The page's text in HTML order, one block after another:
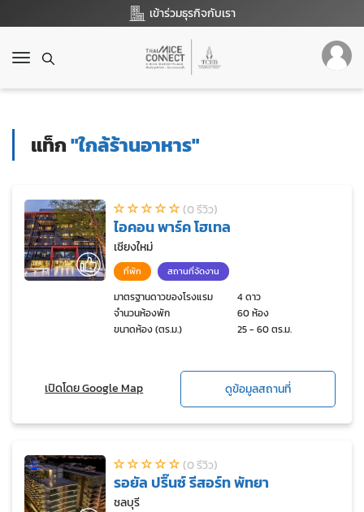
เข้าร่วมธุรกิจกับเรา
T
g
v
g
a
แท็ก"ใกล้ร้านอาหาร"
(0 รีวิว)
ไอคอน พาร์ค โฮเทล
เชียงใหม่
ที่พัก สถานที่จัดงาน
มาตรฐานดาวของโรงแรม
4 ดาว
จำนวนห้องพัก
60 ห้อง
ขนาดห้อง (ตร.ม.)
25 - 60 ตร.ม.
เปิดโดย Google Map ดูข้อมูลสถานที่
(0 รีวิว)
รอยัล ปริ๊นซ์ รีสอร์ท พัทยา
ชลบุรี